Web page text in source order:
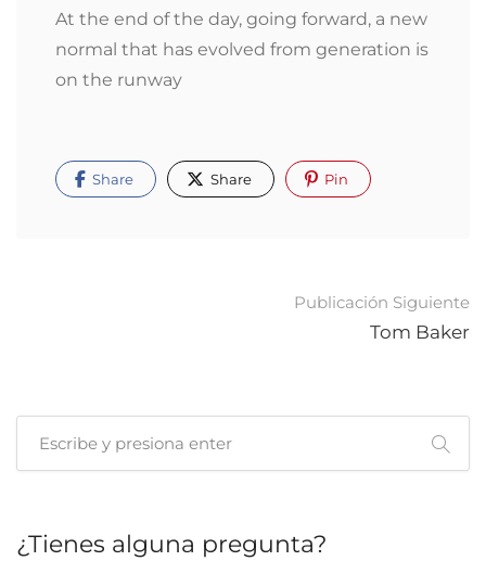
At the end of the day, going forward, a new
normal that has evolved from generation is
on the runway
Share Share Pin
Publicación Siguiente
Tom Baker
¿Tienes alguna pregunta?